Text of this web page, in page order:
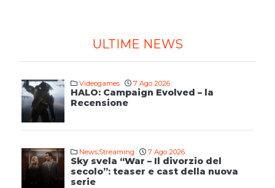
ULTIME NEWS
Videogames 7 Ago 2026
HALO: Campaign Evolved – la
Recensione
News,Streaming 7 Ago 2026
Sky svela “War – Il divorzio del
secolo”: teaser e cast della nuova
serie